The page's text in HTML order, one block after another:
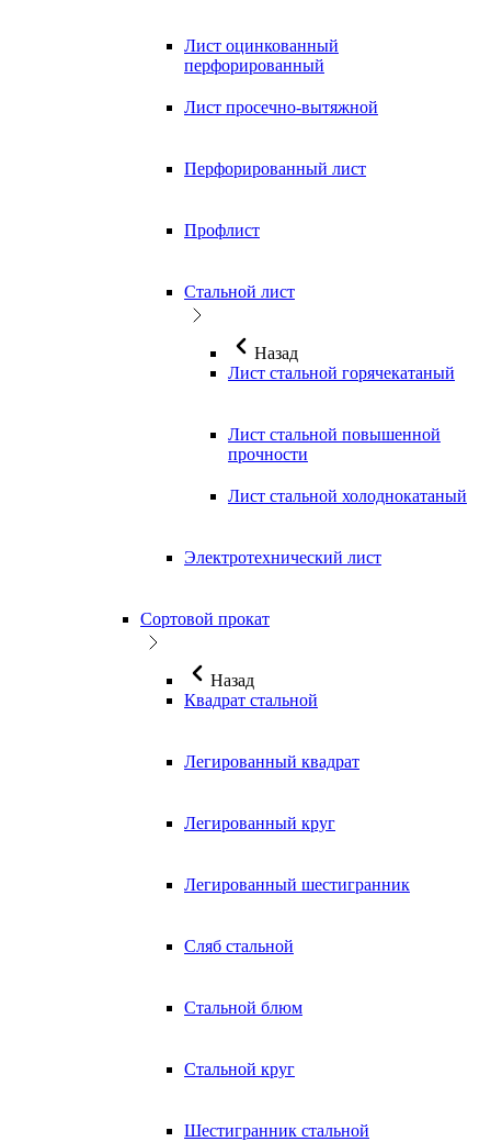
Лист оцинкованный
перфорированный
Лист просечно-вытяжной
Перфорированный лист
Профлист
Стальной лист
Назад
Лист стальной горячекатаный
Лист стальной повышенной
прочности
Лист стальной холоднокатаный
Электротехнический лист
Сортовой прокат
Назад
Квадрат стальной
Легированный квадрат
Легированный круг
Легированный шестигранник
Сляб стальной
Стальной блюм
Стальной круг
Шестигранник стальной